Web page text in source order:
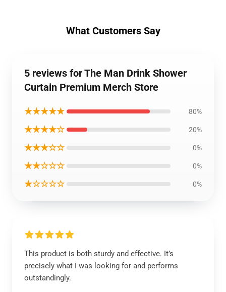
What Customers Say
5 reviews for The Man Drink Shower
Curtain Premium Merch Store
★★★★★ 80%
★★★★☆ 20%
★★★☆☆ 0%
★★☆☆☆ 0%
★☆☆☆☆ 0%
This product is both sturdy and effective. It’s
precisely what I was looking for and performs
outstandingly.